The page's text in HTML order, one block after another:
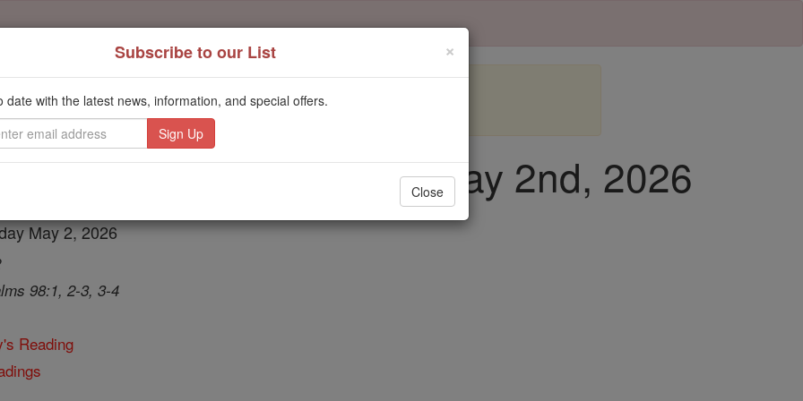
of the Rosary
diaria de Saturday, May 2nd, 2026
May 2, 2026
98:1, 2-3, 3-4
Reading
×
Subscribe to our List
date with the latest news, information, and special offers.
Close